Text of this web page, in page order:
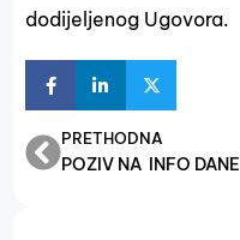
dodijeljenog Ugovora.
PRETHODNA
POZIV NA INFO DANE